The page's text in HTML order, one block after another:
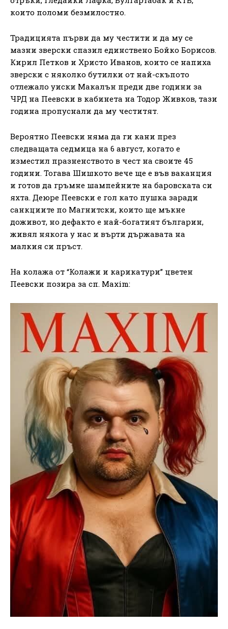
които поломи безмилостно.
Традицията първи да му честити и да му се
мазни зверски спазил единствено Бойко Борисов.
Кирил Петков и Христо Иванов, които се напиха
зверски с няколко бутилки от най-скъпото
отлежало уиски Макалън преди две години за
ЧРД на Пеевски в кабинета на Тодор Живков, тази
година пропуснали да му честитят.
Вероятно Пеевски няма да ги кани през
следващата седмица на 6 август, когато е
изместил празненството в чест на своите 45
години. Тогава Шишкото вече ще е във ваканция
и готов да гръмне шампейните на баровската си
яхта. Деюре Пеевски е гол като пушка заради
санкциите по Магнитски, които ще мъкне
доживот, но дефакто е най-богатият българин,
живял някога у нас и върти държавата на
малкия си пръст.
На колажа от “Колажи и карикатури” цветен
Пеевски позира за сп. Maxim: